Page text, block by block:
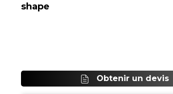
shape
Obtenir un devis